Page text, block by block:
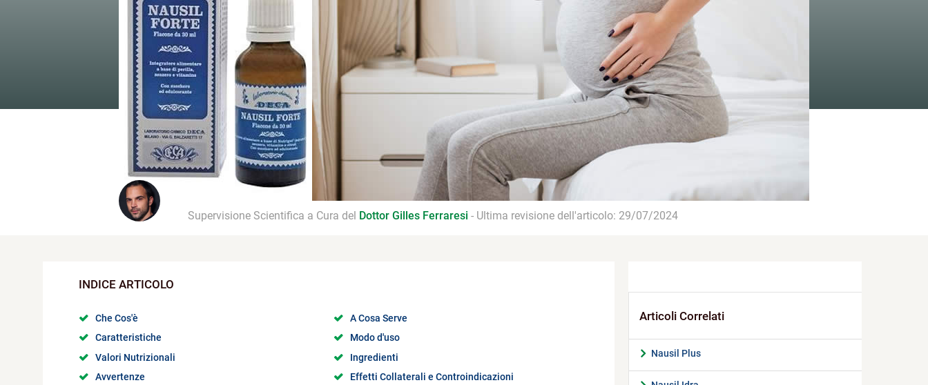
Supervisione Scientifica a Cura del Dottor Gilles Ferraresi - Ultima revisione dell'articolo: 29/07/2024
Che Cos'è
A Cosa Serve
Caratteristiche
Modo d'uso
Valori Nutrizionali
Ingredienti
Avvertenze
Effetti Collaterali e Controindicazioni
Nausil Plus